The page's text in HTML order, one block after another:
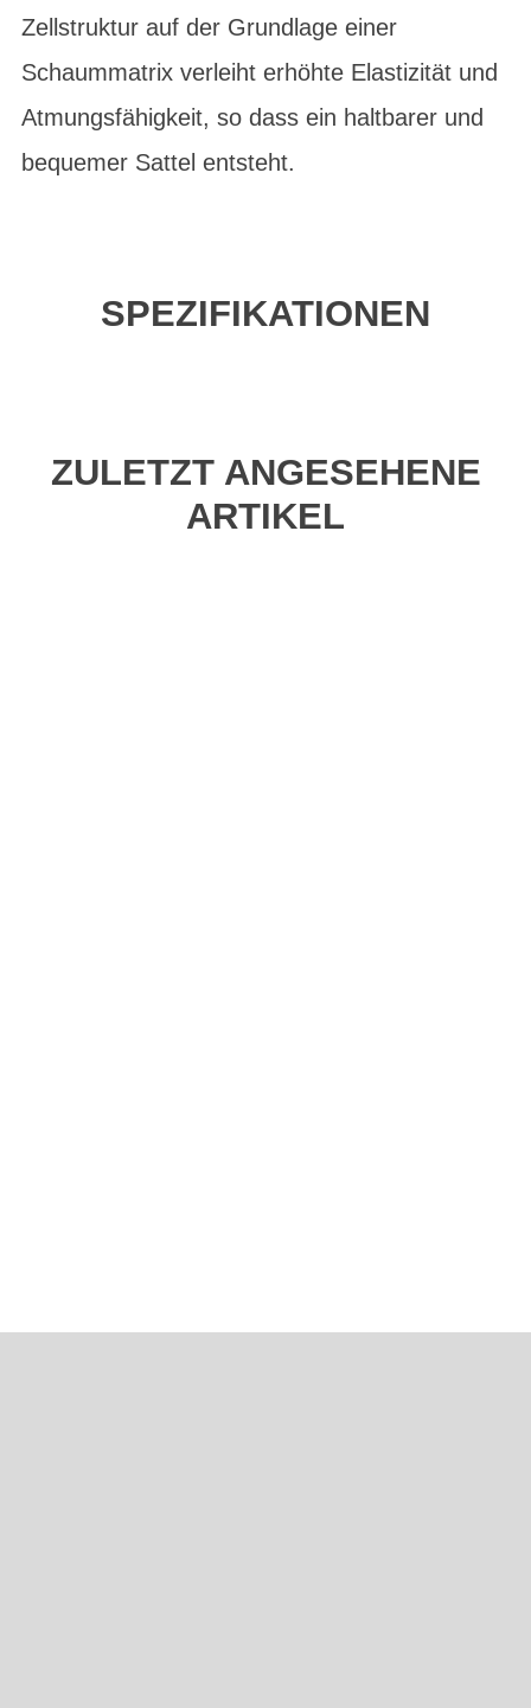
Zellstruktur auf der Grundlage einer
Schaummatrix verleiht erhöhte Elastizität und
Atmungsfähigkeit, so dass ein haltbarer und
bequemer Sattel entsteht.
SPEZIFIKATIONEN
ZULETZT ANGESEHENE
ARTIKEL